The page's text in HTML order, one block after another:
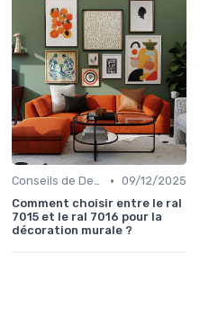
Conseils de Design d'Intérieur • 09/12/2025
Comment choisir entre le ral
7015 et le ral 7016 pour la
décoration murale ?